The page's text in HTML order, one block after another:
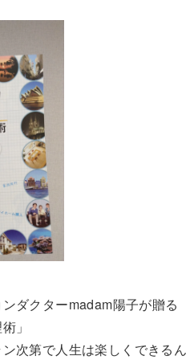
ダクターmadam陽子が贈る
」
次第で人生は楽しくできる